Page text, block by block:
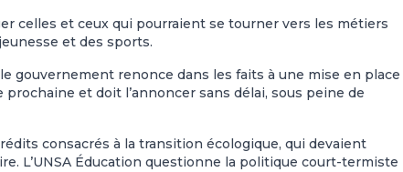
celles et ceux qui pourraient se tourner vers les métiers
et des sports.
gouvernement renonce dans les faits à une mise en place
et doit l’annoncer sans délai, sous peine de
consacrés à la transition écologique, qui devaient
L’UNSA Éducation questionne la politique court-termiste